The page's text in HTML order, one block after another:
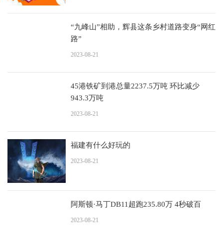
“九峰山”相助，辉县这条乡村道路变身“网红
路”
2023-08-21
45港铁矿到港总量2237.5万吨 环比减少
943.3万吨
2023-08-21
福建有什么好玩的
2023-08-21
阿斯顿·马丁DB11超跑235.80万 4秒破百
2023-08-21